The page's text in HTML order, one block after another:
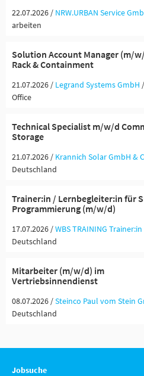
22.07.2026 / NRW.URBAN Service
arbeiten
Solution Account Manager (m/
Rack & Containment
21.07.2026 / Legrand Systems GmbH
Office
Technical Specialist m/w/d
Storage
21.07.2026 / Krannich Solar GmbH &
Deutschland
Trainer:in / Lernbegleiter:in für
Programmierung (m/w/d)
17.07.2026 /WBS TRAINING
Deutschland
Mitarbeiter (m/w/d) im
Vertriebsinnendienst
08.07.2026 /Steinco Paul vom Stein
Deutschland
Jobsuche